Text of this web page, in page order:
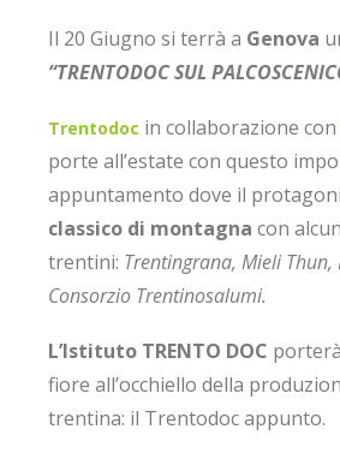
Il 20 Giugno si terrà a Genova
“TRENTODOC SUL
Trentodoc in collaborazione con
porte all’estate con questo
appuntamento dove il
classico di montagna con
trentini: Trentingrana, Mieli Thun,
Consorzio Trentinosalumi.
L’Istituto TRENTO DOC
fiore all’occhiello della
trentina: il Trentodoc appunto.